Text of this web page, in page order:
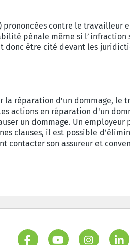
prononcées contre le travailleur
pénale même si l’infraction
donc être cité devant les
la réparation d'un dommage, le
actions en réparation d'un
un dommage. Un employeur
clauses, il est possible
son assureur et